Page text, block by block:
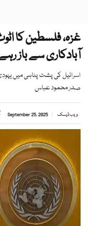
غزہ، فلسطین کا
آبادکاری سے باز
اسرائیل کی پشت پناہی میں
صدر محمود عباس
ویب ڈیسک September 25, 2025